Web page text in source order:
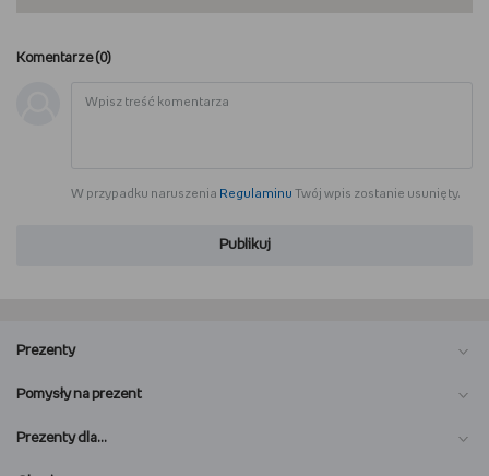
Komentarze (0)
W przypadku naruszenia Regulaminu Twój wpis zostanie usunięty.
Publikuj
Prezenty
Pomysły na prezent
Prezenty dla…